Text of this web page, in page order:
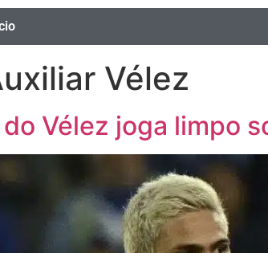
Vélez
Vélez joga limpo